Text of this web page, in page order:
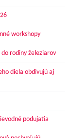
workshopy
rodiny železiarov
diela obdivujú aj
podujatia